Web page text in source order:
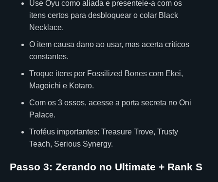
Use Oyu como aliada e presenteie-a com os
itens certos para desbloquear o colar Black
Necklace.
O item causa dano ao usar, mas acerta críticos
constantes.
Troque itens por Fossilized Bones com Ekei,
Magoichi e Kotaro.
Com os 3 ossos, acesse a porta secreta no Oni
Palace.
Troféus importantes: Treasure Trove, Trusty
Teach, Serious Synergy.
Passo 3: Zerando no Ultimate + Rank S